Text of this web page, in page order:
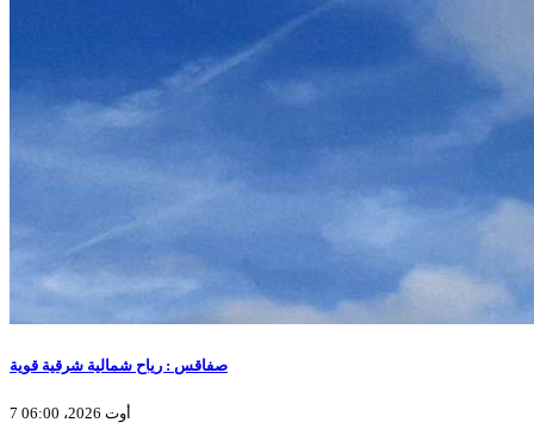
صفاقس : رياح شمالية شرقية قوية
7 أوت 2026، 06:00